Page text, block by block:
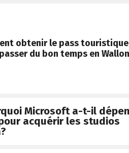
obtenir le pass
du bon temps en
Microsoft a-t-il
acquérir les studios